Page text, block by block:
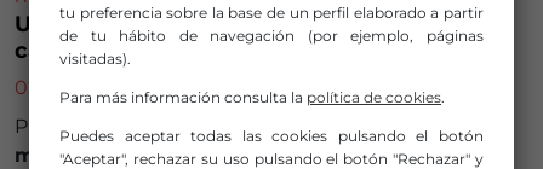
Umore Azoka 2005- Feria de Artistas
callejeros de humor de Leioa
02 de febrero de 2005
Plazo de presentación de propuestas hasta el
2 de
marzode 2005
tu preferencia sobre la base de un perfil elaborado a partir
de tu hábito de navegación (por ejemplo, páginas
visitadas).
Para más información consulta la política de cookies.
Puedes aceptar todas las cookies pulsando el botón
"Aceptar", rechazar su uso pulsando el botón "Rechazar" y